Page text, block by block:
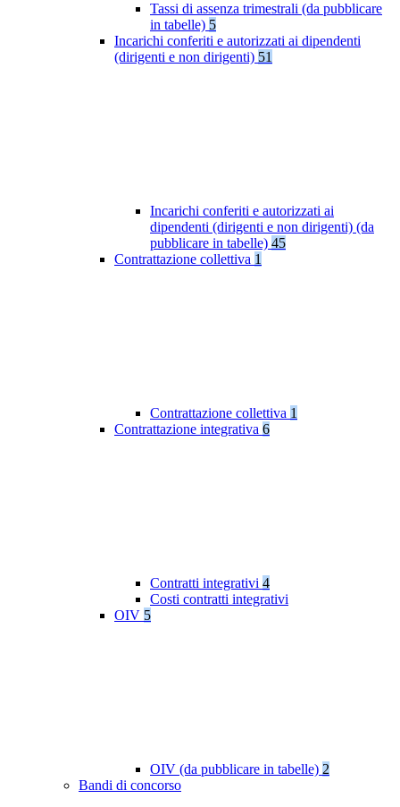
Tassi di assenza trimestrali (da pubblicare
in tabelle) 5
Incarichi conferiti e autorizzati ai dipendenti
(dirigenti e non dirigenti) 51
Incarichi conferiti e autorizzati ai
dipendenti (dirigenti e non dirigenti) (da
pubblicare in tabelle) 45
Contrattazione collettiva 1
Contrattazione collettiva 1
Contrattazione integrativa 6
Contratti integrativi 4
Costi contratti integrativi
OIV 5
OIV (da pubblicare in tabelle) 2
Bandi di concorso